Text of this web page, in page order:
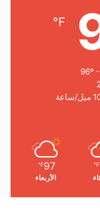
℉
℉
97
℉
الأربعاء